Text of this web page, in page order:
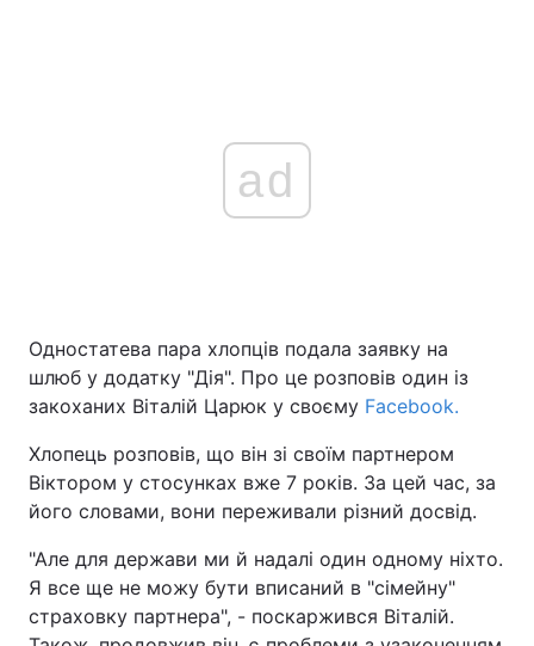
Головна Війна
Економіка Світ
Техно і зв'язок Лайт
Зброя Інциденти
ad
Одностатева пара хлопців подала заявку на
шлюб у додатку "Дія". Про це розповів один із
закоханих Віталій Царюк у своєму Facebook.
Хлопець розповів, що він зі своїм партнером
Віктором у стосунках вже 7 років. За цей час, за
його словами, вони переживали різний досвід.
"Але для держави ми й надалі один одному ніхто.
Я все ще не можу бути вписаний в "сімейну"
страховку партнера", - поскаржився Віталій.